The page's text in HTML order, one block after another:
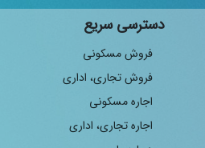
دسترسی سریع
فروش مسکونی
فروش تجاری، اداری
اجاره مسکونی
اجاره تجاری، اداری